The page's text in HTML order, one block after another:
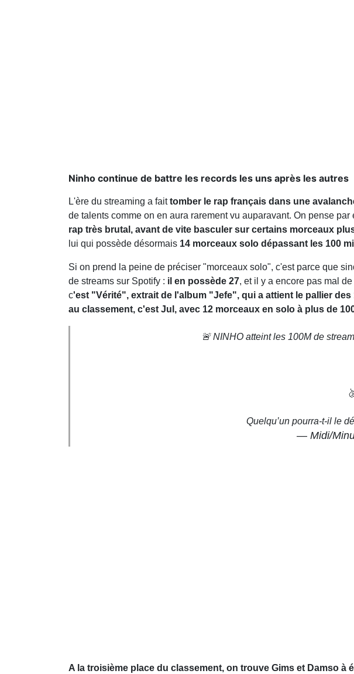
Ninho continue de battre les records les uns après les autres
L'ère du streaming a faittomber le rap français dans une
de talents comme on en aura rarement vu auparavant. On pense par
rap très brutal, avant de vite basculer sur certains morceaux
lui qui possède désormais 14 morceaux solo dépassant les 100
Si on prend la peine de préciser "morceaux solo", c'est parce que
de streams sur Spotify : il en possède 27, et il y a encore pas mal
c'est "Vérité", extrait de l'album "Jefe", qui a attient le pallier des
au classement, c'est Jul, avec 12 morceaux en solo à plus de
🚨 NINHO atteint les 100M de
Quelqu’un pourra-t-il le
— Midi/
A la troisième place du classement, on trouve Gims et Damso à